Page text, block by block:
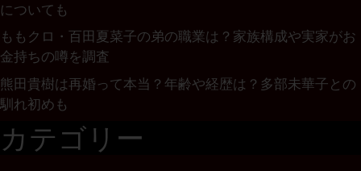
についても
ももクロ・百田夏菜子の弟の職業は？家族構成や実家がお
金持ちの噂を調査
熊田貴樹は再婚って本当？年齢や経歴は？多部未華子との
馴れ初めも
カテゴリー